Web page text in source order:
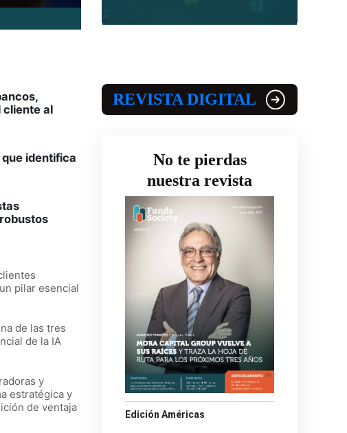
cliente al
identifica
pilar esencial
de las tres
de la IA
y
estratégica y
de ventaja
REVISTA DIGITAL
No te pierdas
nuestra revista
Edición Américas